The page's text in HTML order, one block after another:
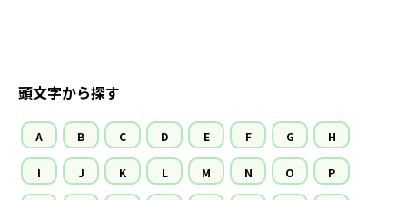
頭文字から探す
A B C D E F G H
I J K L M N O P